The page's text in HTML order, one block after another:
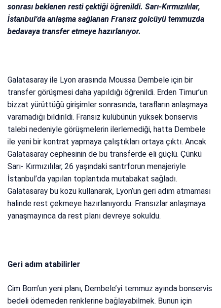
sonrası beklenen resti çektiği öğrenildi. Sarı-Kırmızılılar,
İstanbul’da anlaşma sağlanan Fransız golcüyü temmuzda
bedavaya transfer etmeye hazırlanıyor.
Galatasaray ile Lyon arasında Moussa Dembele için bir
transfer görüşmesi daha yapıldığı öğrenildi. Erden Timur’un
bizzat yürüttüğü girişimler sonrasında, tarafların anlaşmaya
varamadığı bildirildi. Fransız kulübünün yüksek bonservis
talebi nedeniyle görüşmelerin ilerlemediği, hatta Dembele
ile yeni bir kontrat yapmaya çalıştıkları ortaya çıktı. Ancak
Galatasaray cephesinin de bu transferde eli güçlü. Çünkü
Sarı- Kırmızılılar, 26 yaşındaki santrforun menajeriyle
İstanbul’da yapılan toplantıda mutabakat sağladı.
Galatasaray bu kozu kullanarak, Lyon’un geri adım atmaması
halinde rest çekmeye hazırlanıyordu. Fransızlar anlaşmaya
yanaşmayınca da rest planı devreye sokuldu.
Geri adım atabilirler
Cim Bom’un yeni planı, Dembele’yi temmuz ayında bonservis
bedeli ödemeden renklerine bağlayabilmek. Bunun için